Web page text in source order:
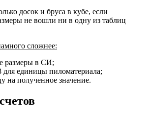
досок и бруса в кубе, если
не вошли ни в одну из таблиц
сложнее:
размеры в СИ;
единицы пиломатериала;
на полученное значение.